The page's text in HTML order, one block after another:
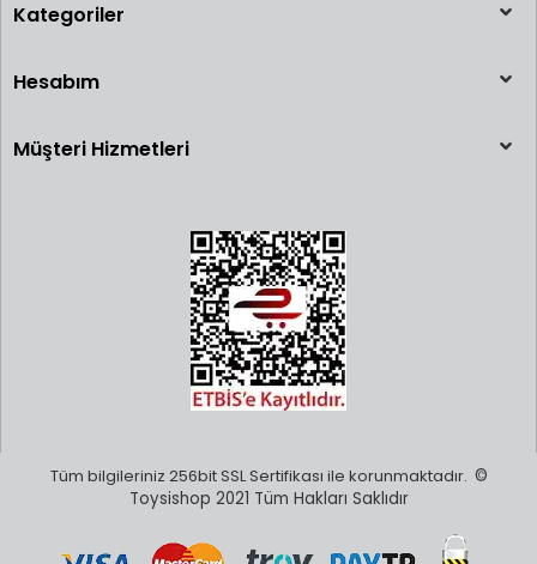
Kategoriler
Hesabım
Müşteri Hizmetleri
Tüm bilgileriniz 256bit SSL Sertifikası ile korunmaktadır. ©
Toysishop 2021 Tüm Hakları Saklıdır